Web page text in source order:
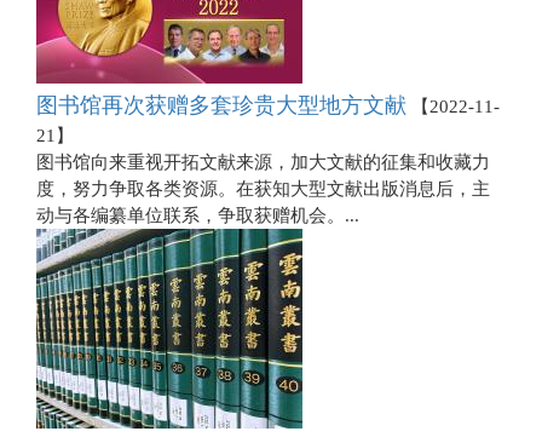
图书馆再次获赠多套珍贵大型地方文献 【 2022-11-
21 】
图书馆向来重视开拓文献来源，加大文献的征集和收藏力
度，努力争取各类资源。在获知大型文献出版消息后，主
动与各编纂单位联系，争取获赠机会。...